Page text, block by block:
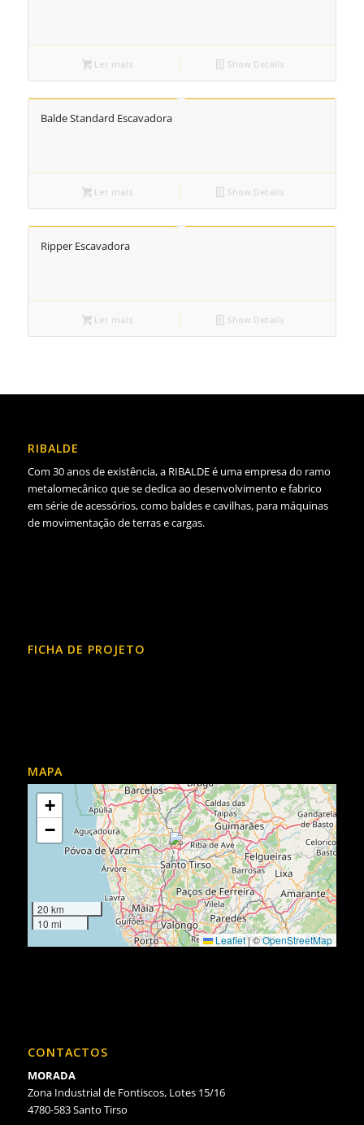
Ler mais Show Details
Balde Standard Escavadora
Ler mais Show Details
Ripper Escavadora
Ler mais Show Details
RIBALDE
Com 30 anos de existência, a RIBALDE é uma empresa do ramo
metalomecânico que se dedica ao desenvolvimento e fabrico
em série de acessórios, como baldes e cavilhas, para máquinas
de movimentação de terras e cargas.
FICHA DE PROJETO
MAPA
+
−
20 km
10 mi
Leaflet|©OpenStreetMap
CONTACTOS
MORADA
Zona Industrial de Fontiscos, Lotes 15/16
4780-583 Santo Tirso